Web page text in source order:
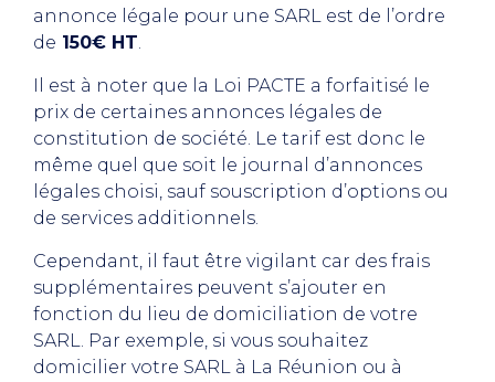
annonce légale pour une SARL est de l’ordre
de 150€ HT.
Il est à noter que la Loi PACTE a forfaitisé le
prix de certaines annonces légales de
constitution de société. Le tarif est donc le
même quel que soit le journal d’annonces
légales choisi, sauf souscription d’options ou
de services additionnels.
Cependant, il faut être vigilant car des frais
supplémentaires peuvent s’ajouter en
fonction du lieu de domiciliation de votre
SARL. Par exemple, si vous souhaitez
domicilier votre SARL à La Réunion ou à